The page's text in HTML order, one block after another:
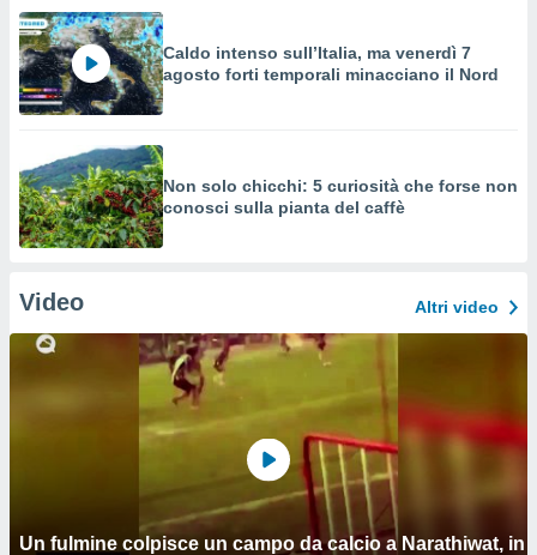
Caldo intenso sull’Italia, ma venerdì 7
agosto forti temporali minacciano il Nord
Non solo chicchi: 5 curiosità che forse non
conosci sulla pianta del caffè
Video Altri video
Un fulmine colpisce un campo da calcio a Narathiwat, in